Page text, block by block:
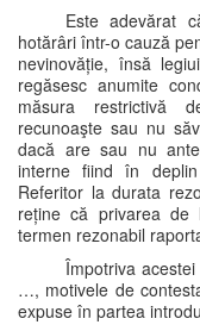
Este adevărat
hotărâri într-o cauză
nevinovăție, însă
regăsesc anumite
măsura restrictivă
recunoaşte sau nu
dacă are sau nu
interne fiind în
Referitor la durata
reține că privarea de
termen rezonabil
Împotriva
…, motivele de
expuse în partea